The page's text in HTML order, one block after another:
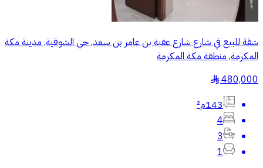
شقة للبيع في شارع شارع عقبة بن عامر بن سعد, حي الشوقية, مدينة مكة
المكرمة, منطقة مكة المكرمة
480,000
§
143م²
4
3
1